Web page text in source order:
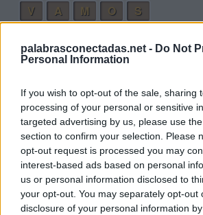
palabrasconectadas.net - Do Not
Personal Information
If you wish to opt-out of the sale, sharing
processing of your personal or sensitive
targeted advertising by us, please use
section to confirm your selection. Please
opt-out request is processed you may
interest-based ads based on personal
us or personal information disclosed to
your opt-out. You may separately opt-out
disclosure of your personal information
V
A M O
S
Palabras extra:
M
A
S
V
O
S
V
I
O
M
I
S
V
I
S
V
S
A